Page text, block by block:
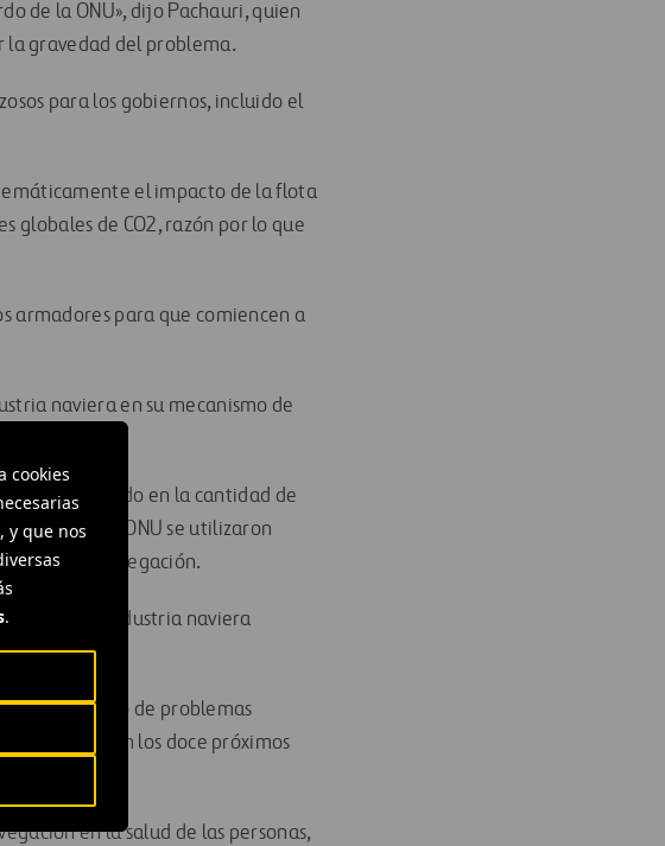
cookies
y que nos
.
de la ONU», dijo Pachauri, quien
la gravedad del problema.
para los gobiernos, incluido el
el impacto de la flota
globales de CO2, razón por lo que
armadores para que comiencen a
naviera en su mecanismo de
sobre todo en la cantidad de
de la ONU se utilizaron
de navegación.
de la industria naviera
a todo tipo de problemas
de un 30% en los doce próximos
en la salud de las personas,